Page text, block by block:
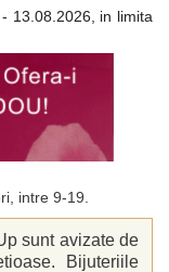
13.08.2026, in limita
intre 9-19.
sunt avizate de
Bijuteriile